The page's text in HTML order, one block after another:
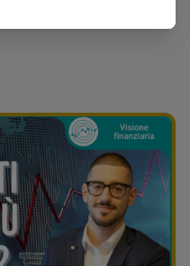
da 100.000€ a